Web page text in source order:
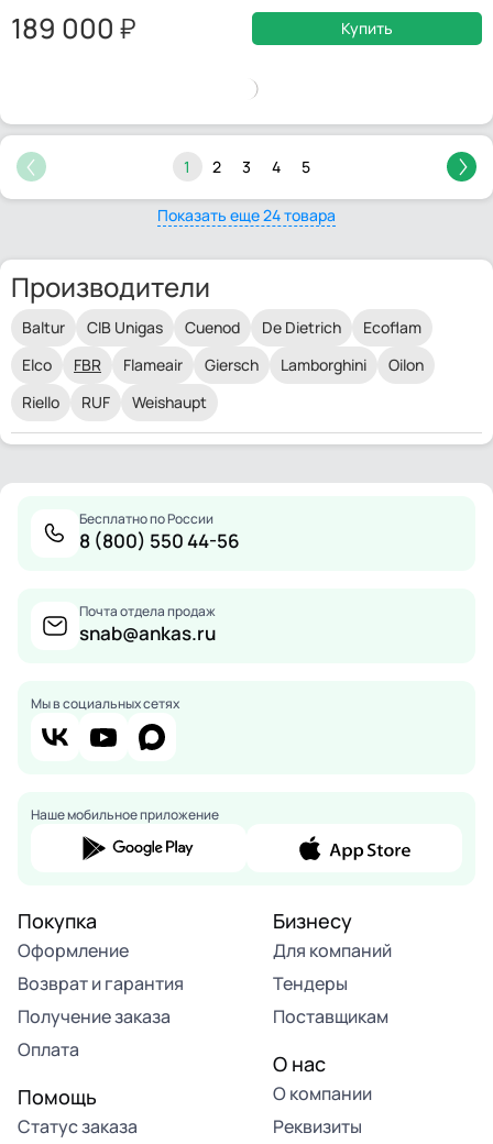
189 000 Купить
1 2 3 4 5
Показать еще 24 товара
Производители
Baltur CIB Unigas Cuenod De Dietrich
Ecoflam
Elco
FBR Flameair Giersch Lamborghini
Oilon
Riello
RUF Weishaupt
Бесплатно по России
8 (800) 550 44-56
Почта отдела продаж
snab@ankas.ru
Мы в социальных сетях
Наше мобильное приложение
Покупка
Оформление
Возврат и гарантия
Получение заказа
Оплата
Помощь
Статус заказа
Бизнесу
Для компаний
Тендеры
Поставщикам
О нас
О компании
Реквизиты